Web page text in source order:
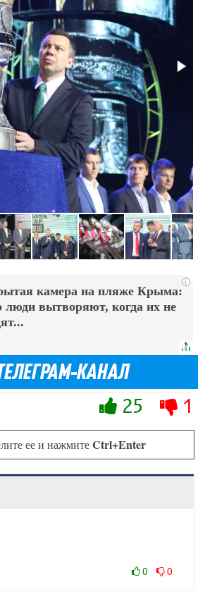
i
камера на пляже Крыма:
люди вытворяют, когда их не
25 1
ее и нажмитеCtrl+Enter
0 0